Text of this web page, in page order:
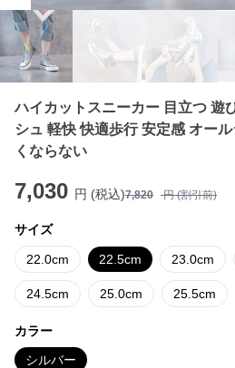
ハイカットスニーカー 目立つ 遊
シュ 軽快 快適歩行 安定感 オー
くならない
7,030 円 (税込)7,820 円 (割引前)
サイズ
22.0cm 22.5cm 23.0cm
24.5cm 25.0cm 25.5cm
カラー
シルバー